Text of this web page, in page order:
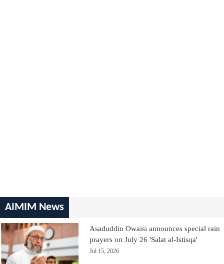
AIMIM News
Asaduddin Owaisi announces special rain
prayers on July 26 'Salat al-Istisqa'
Jul 15, 2026